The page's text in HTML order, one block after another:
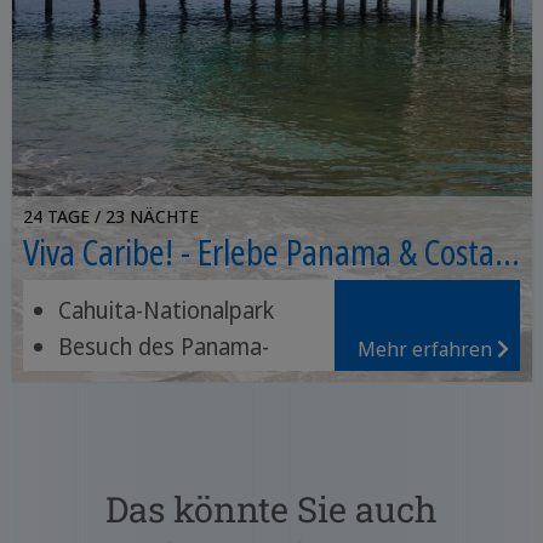
24 TAGE / 23 NÄCHTE
Viva Caribe! - Erlebe Panama & Costa
RicaCahuita-Nationalpark
Besuch des Panama-
Mehr erfahren
Das könnte Sie auch